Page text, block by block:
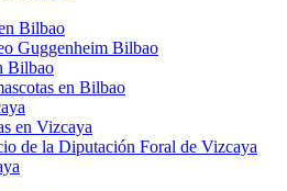
Bilbao
Guggenheim Bilbao
Bilbao
en Bilbao
en Vizcaya
de la Diputación Foral de Vizcaya